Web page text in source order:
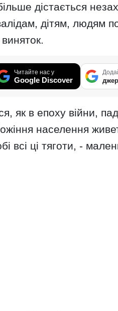
дістається
дітям, людям
Читайте нас у
Google Discover
як в епоху війни,
населення
всі ці тяготи, -